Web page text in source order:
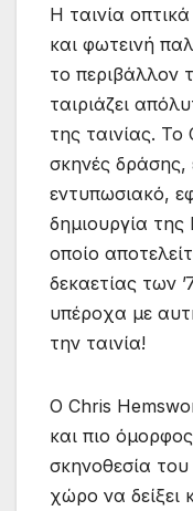
Η ταινία
και φωτεινή
το περιβάλλον
ταιριάζει
της ταινίας. Το
σκηνές δράσης,
εντυπωσιακό,
δημιουργία
οποίο
δεκαετίας των
υπέροχα με
την ταινία!
Ο Chris
και πιο
σκηνοθεσία του
χώρο να